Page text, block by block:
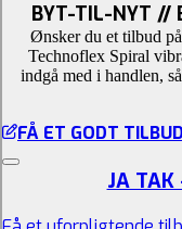
BYT-TIL-NYT
Ønsker du et tilbud
Technoflex Spiral
indgå med i handlen,
FÅ ET GODT TILBUD
JA